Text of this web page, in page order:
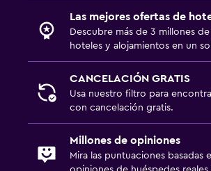
Las mejores ofertas de
Descubre más de 3 millones
hoteles y alojamientos en un
CANCELACIÓN GRATIS
Usa nuestro filtro para
con cancelación gratis.
Millones de opiniones
Mira las puntuaciones basadas